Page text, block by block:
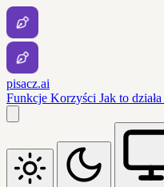
pisacz.ai
Funkcje Korzyści Jak to działa